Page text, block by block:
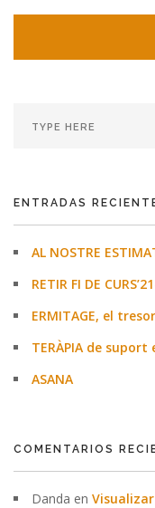
ENTRADAS
AL NOSTRE
RETIR FI DE
ERMITAGE, el
TERÀPIA de suport
ASANA
COMENTARIOS
Danda en